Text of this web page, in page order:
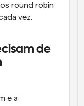
round robin
vez.
de
e a